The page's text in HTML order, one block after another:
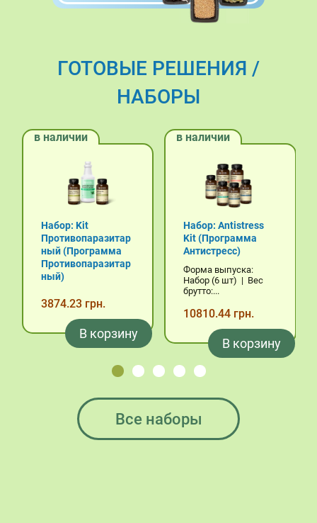
ГОТОВЫЕ РЕШЕНИЯ /
НАБОРЫ
в наличии
Набор: Kit
Противопаразитар
ный (Программа
Противопаразитар
ный)
3874.23 грн.
В корзину
в наличии
Набор: Antistress
Kit (Программа
Антистресс)
Форма выпуска:
Набор (6 шт) | Вес
брутто:...
10810.44 грн.
В корзину
Все наборы